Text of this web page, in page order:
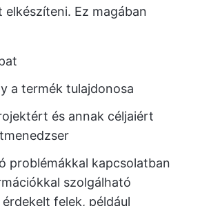
elkészíteni. Ez magában
a termék tulajdonosa
és annak céljaiért
problémákkal kapcsolatban
szolgálható
felek, például